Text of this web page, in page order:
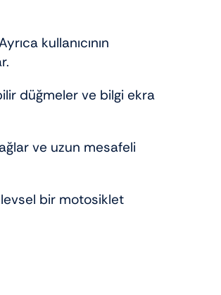
kullanıcının
düğmeler ve bilgi ekranı,
ve uzun mesafeli
bir motosiklet